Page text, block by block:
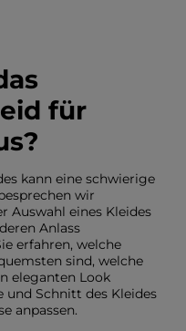
für
kann eine schwierige
wir
Auswahl eines Kleides
Anlass
erfahren, welche
sind, welche
eleganten Look
und Schnitt des Kleides
anpassen.